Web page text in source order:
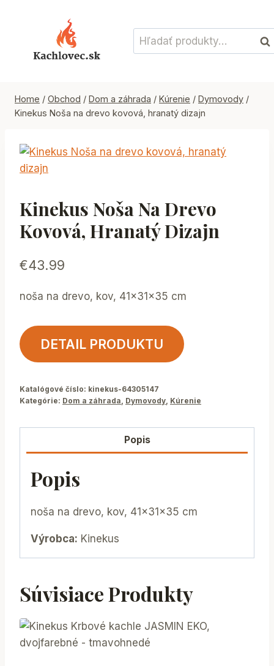
Hľadať:
Home / Obchod / Dom a záhrada / Kúrenie / Dymovody /
Kinekus Noša na drevo kovová, hranatý dizajn
Kinekus Noša Na Drevo
Kovová, Hranatý Dizajn
€43.99
noša na drevo, kov, 41x31x35 cm
DETAIL PRODUKTU
Katalógové číslo: kinekus-64305147
Kategórie: Dom a záhrada, Dymovody, Kúrenie
Popis
Popis
noša na drevo, kov, 41x31x35 cm
Výrobca: Kinekus
Súvisiace Produkty